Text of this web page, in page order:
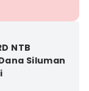
NTB
Siluman